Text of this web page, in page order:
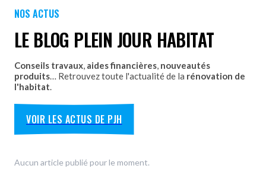
coulissants avec pose par les équipes Plein Jour Habitat.
DÉCOUVRIR
NOS ACTUS
LE BLOG PLEIN JOUR HABITAT
Conseils travaux, aides financières, nouveautés
produits… Retrouvez toute l'actualité de la rénovation de
l'habitat.
VOIR LES ACTUS DE PJH
Aucun article publié pour le moment.